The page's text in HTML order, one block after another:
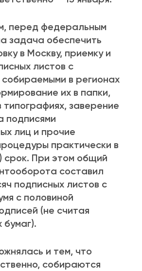
перед федеральным
задача обеспечить
в Москву, приемку и
листов с
в регионах
их в папки,
заверение
подписями
лиц и прочие
практически в
срок. При этом общий
составил
подписных листов с
с половиной
(не считая
и тем, что
собираются